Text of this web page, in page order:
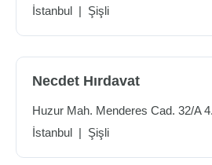
İstanbul | Şişli
Necdet Hırdavat
Huzur Mah. Menderes Cad. 32/A
İstanbul | Şişli